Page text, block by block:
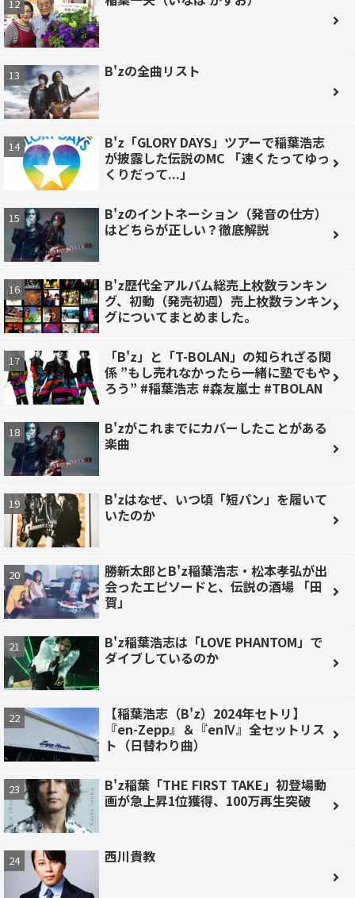
B'zの全曲リスト
B'z「GLORY DAYS」ツアーで稲葉浩志
が披露した伝説のMC 「速くたってゆっ
くりだって...」
B'zのイントネーション（発音の仕方）
はどちらが正しい？徹底解説
B'z歴代全アルバム総売上枚数ランキン
グ、初動（発売初週）売上枚数ランキン
グについてまとめました。
「B'z」と「T-BOLAN」の知られざる関
係 ”もし売れなかったら一緒に塾でもや
ろう” #稲葉浩志 #森友嵐士 #TBOLAN
B'zがこれまでにカバーしたことがある
楽曲
B'zはなぜ、いつ頃「短パン」を履いて
いたのか
勝新太郎とB'z稲葉浩志・松本孝弘が出
会ったエピソードと、伝説の酒場 「田
賀」
B'z稲葉浩志は「LOVE PHANTOM」で
ダイブしているのか
【稲葉浩志（B'z）2024年セトリ】
『en-Zepp』＆『enⅣ』全セットリス
ト（日替わり曲）
B'z稲葉「THE FIRST TAKE」初登場動
画が急上昇1位獲得、100万再生突破
西川貴教